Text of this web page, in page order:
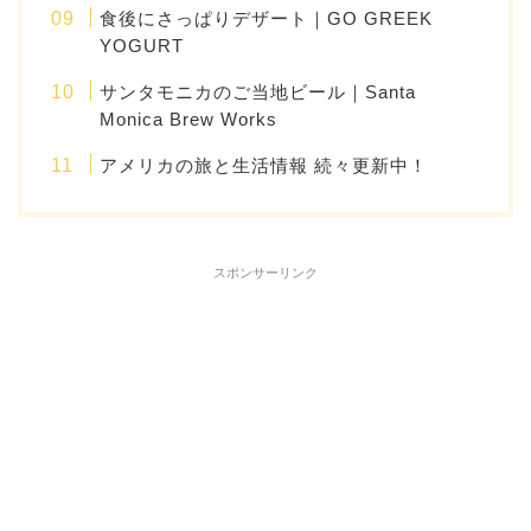
食後にさっぱりデザート｜GO GREEK
YOGURT
サンタモニカのご当地ビール｜Santa
Monica Brew Works
アメリカの旅と生活情報 続々更新中！
スポンサーリンク